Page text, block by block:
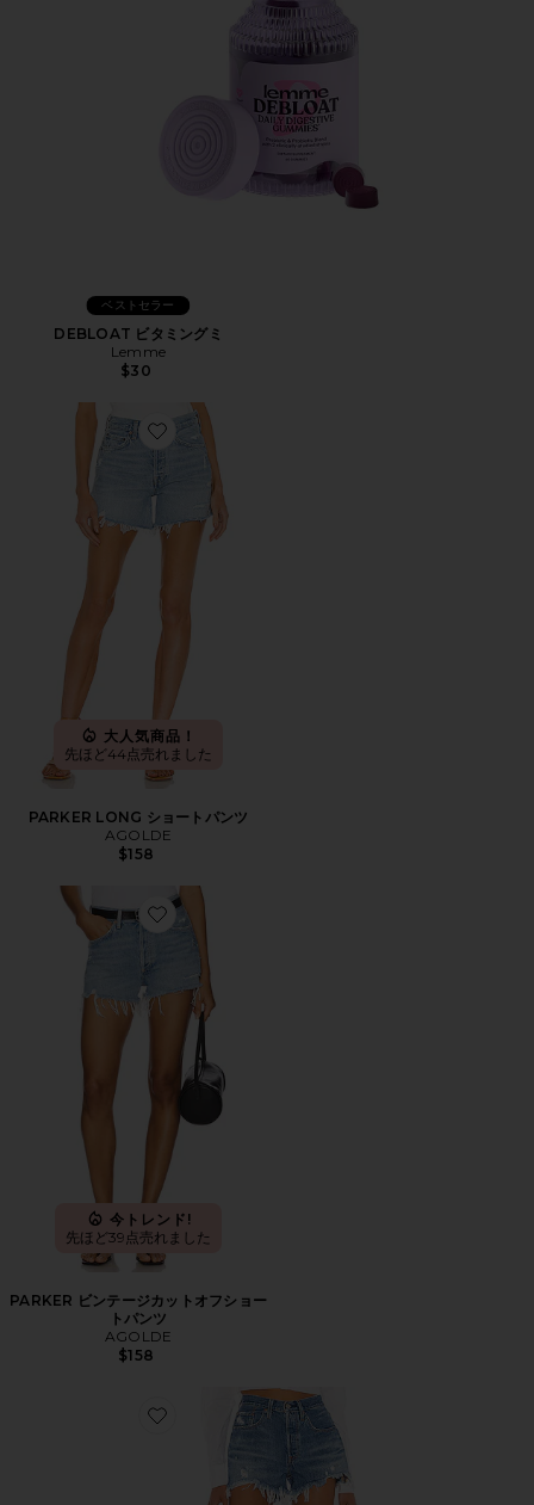
ベストセラー
DEBLOAT ビタミングミ
Lemme
$30
Favorite PARKER LONG ショートパンツ
大人気商品！
先ほど44点売れました
PARKER LONG ショートパンツ
AGOLDE
$158
Favorite PARKER ビンテージカットオフショートパンツ
今トレンド!
先ほど39点売れました
PARKER ビンテージカットオフショー
トパンツ
AGOLDE
$158
Favorite 501 ORIGINAL デニムショートパンツ